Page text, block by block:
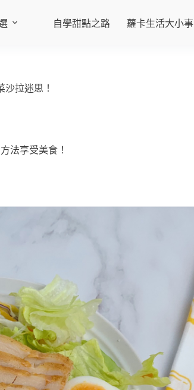
自學甜點之路 蘿卡生活大小事
拉迷思！
法享受美食！